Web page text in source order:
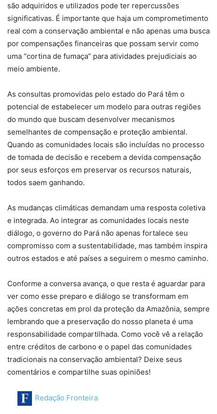
são adquiridos e utilizados pode ter repercussões
significativas. É importante que haja um comprometimento
real com a conservação ambiental e não apenas uma busca
por compensações financeiras que possam servir como
uma “cortina de fumaça” para atividades prejudiciais ao
meio ambiente.
As consultas promovidas pelo estado do Pará têm o
potencial de estabelecer um modelo para outras regiões
do mundo que buscam desenvolver mecanismos
semelhantes de compensação e proteção ambiental.
Quando as comunidades locais são incluídas no processo
de tomada de decisão e recebem a devida compensação
por seus esforços em preservar os recursos naturais,
todos saem ganhando.
As mudanças climáticas demandam uma resposta coletiva
e integrada. Ao integrar as comunidades locais neste
diálogo, o governo do Pará não apenas fortalece seu
compromisso com a sustentabilidade, mas também inspira
outros estados e até países a seguirem o mesmo caminho.
Conforme a conversa avança, o que resta é aguardar para
ver como esse preparo e diálogo se transformam em
ações concretas em prol da proteção da Amazônia, sempre
lembrando que a preservação do nosso planeta é uma
responsabilidade compartilhada. Como você vê a relação
entre créditos de carbono e o papel das comunidades
tradicionais na conservação ambiental? Deixe seus
comentários e compartilhe suas opiniões!
Redação Fronteira